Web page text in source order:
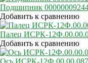
Подшипник
Добавить к сравнению
Палец ИСРК-
Добавить к сравнению
Ось ИСРК-